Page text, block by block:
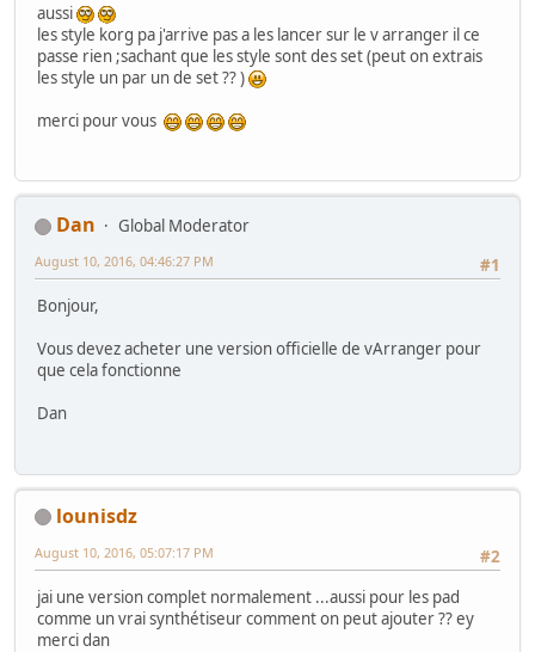
aussi
les style korg pa j'arrive pas a les lancer sur le v arranger il ce
passe rien ;sachant que les style sont des set (peut on extrais
les style un par un de set ?? )
merci pour vous
Dan
Global Moderator
#1
August 10, 2016, 04:46:27 PM
Bonjour,
Vous devez acheter une version officielle de vArranger pour
que cela fonctionne
Dan
lounisdz
#2
August 10, 2016, 05:07:17 PM
jai une version complet normalement ...aussi pour les pad
comme un vrai synthétiseur comment on peut ajouter ?? ey
merci dan